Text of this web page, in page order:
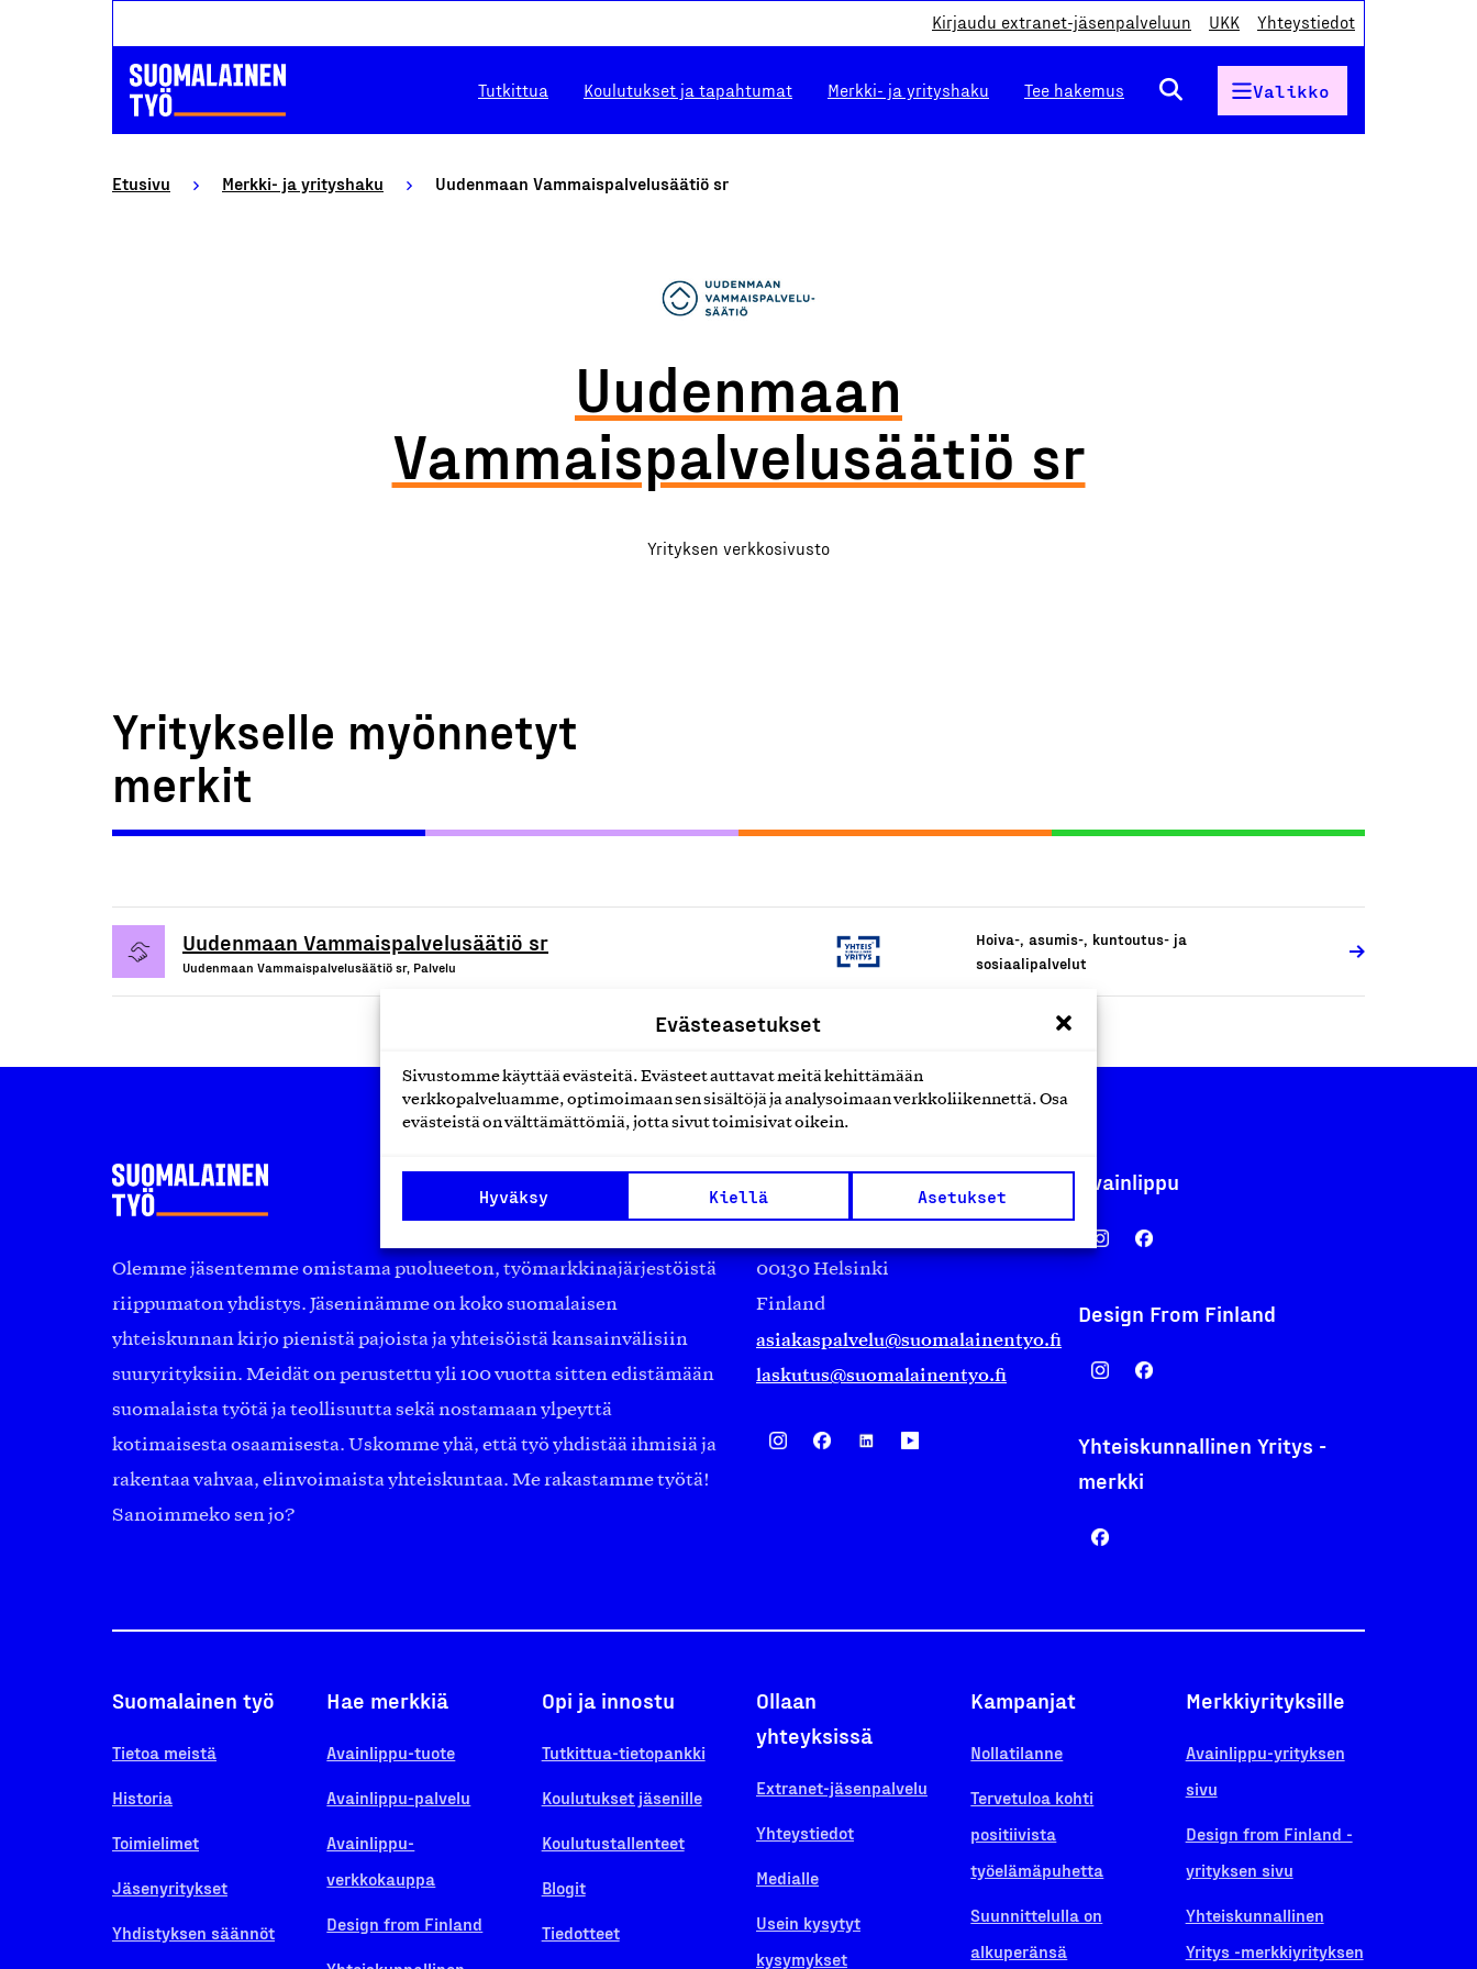
Evästeasetukset
Sivustomme käyttää evästeitä. Evästeet auttavat meitä kehittämään
verkkopalveluamme, optimoimaan sen sisältöjä ja analysoimaan verkkoliikennettä. Osa
evästeistä on välttämättömiä, jotta sivut toimisivat oikein.
Hyväksy Kiellä Asetukset
Kirjaudu extranet-jäsenpalveluun UKK Yhteystiedot
Tutkittua Koulutukset ja tapahtumat Merkki- ja yrityshaku Tee hakemus Valikko
Etusivu Merkki- ja yrityshaku Uudenmaan Vammaispalvelusäätiö sr
Uudenmaan
Vammaispalvelusäätiö sr
Yrityksen verkkosivusto
Yritykselle myönnetyt
merkit
Uudenmaan Vammaispalvelusäätiö sr
Uudenmaan Vammaispalvelusäätiö sr, Palvelu
Hoiva-, asumis-, kuntoutus- ja
sosiaalipalvelut
Olemme jäsentemme omistama puolueeton, työmarkkinajärjestöistä
riippumaton yhdistys. Jäseninämme on koko suomalaisen
yhteiskunnan kirjo pienistä pajoista ja yhteisöistä kansainvälisiin
suuryrityksiin. Meidät on perustettu yli 100 vuotta sitten edistämään
suomalaista työtä ja teollisuutta sekä nostamaan ylpeyttä
kotimaisesta osaamisesta. Uskomme yhä, että työ yhdistää ihmisiä ja
rakentaa vahvaa, elinvoimaista yhteiskuntaa. Me rakastamme työtä!
Sanoimmeko sen jo?
Suomalainen työ ry
00130 Helsinki
Finland
asiakaspalvelu@suomalainentyo.fi
laskutus@suomalainentyo.fi
Avainlippu
Design From Finland
Yhteiskunnallinen Yritys -
merkki
Suomalainen työ
Tietoa meistä
Historia
Toimielimet
Jäsenyritykset
Yhdistyksen säännöt
Hae merkkiä
Avainlippu-tuote
Avainlippu-palvelu
Avainlippu-
verkkokauppa
Design from Finland
Opi ja innostu
Tutkittua-tietopankki
Koulutukset jäsenille
Koulutustallenteet
Blogit
Tiedotteet
Ollaan
yhteyksissä
Extranet-jäsenpalvelu
Yhteystiedot
Medialle
Usein kysytyt
kysymykset
Kampanjat
Nollatilanne
Tervetuloa kohti
positiivista
työelämäpuhetta
Suunnittelulla on
alkuperänsä
Merkkiyrityksille
Avainlippu-yrityksen
sivu
Design from Finland -
yrityksen sivu
Yhteiskunnallinen
Yritys -merkkiyrityksen